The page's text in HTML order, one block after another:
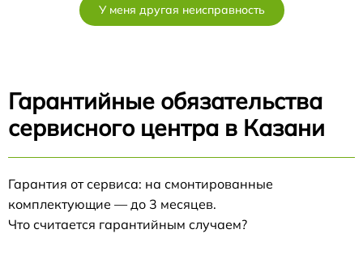
У меня другая неисправность
Гарантийные обязательства
сервисного центра в Казани
Гарантия от сервиса: на смонтированные
комплектующие — до 3 месяцев.
Что считается гарантийным случаем?